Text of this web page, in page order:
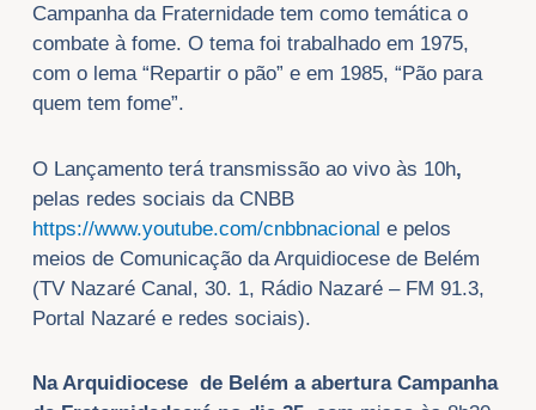
Campanha da Fraternidade tem como temática o
combate à fome. O tema foi trabalhado em 1975,
com o lema “Repartir o pão” e em 1985, “Pão para
quem tem fome”.
O Lançamento terá transmissão ao vivo às 10h,
pelas redes sociais da CNBB
https://www.youtube.com/cnbbnacional e pelos
meios de Comunicação da Arquidiocese de Belém
(TV Nazaré Canal, 30. 1, Rádio Nazaré – FM 91.3,
Portal Nazaré e redes sociais).
Na Arquidiocese de Belém a abertura Campanha